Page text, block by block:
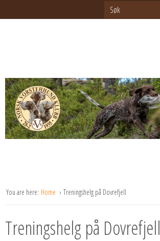
You are here: Home Treningshelg på Dovrefjell
Treningshelg på Dovrefjell